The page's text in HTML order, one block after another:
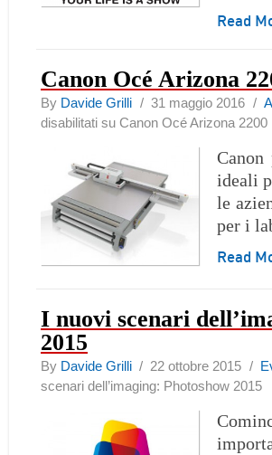
Read
Canon Océ Arizona
By Davide Grilli / 31 maggio 2016 /
disabilitati su Canon Océ Arizona 2200
Canon
ideali
le
per i
Read
I nuovi scenari
2015
By Davide Grilli / 22 ottobre 2015 /
scenari dell’imaging: Photoshow 2015